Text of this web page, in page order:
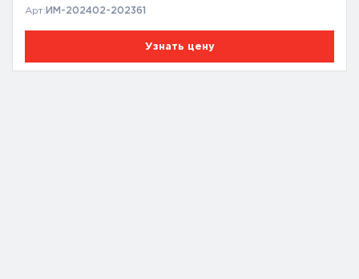
Арт: ИМ-202402-202361
Узнать цену